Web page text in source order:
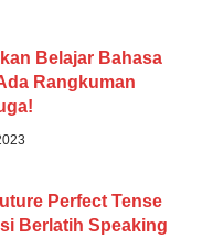
Belajar Bahasa
Rangkuman
Perfect Tense
Berlatih Speaking